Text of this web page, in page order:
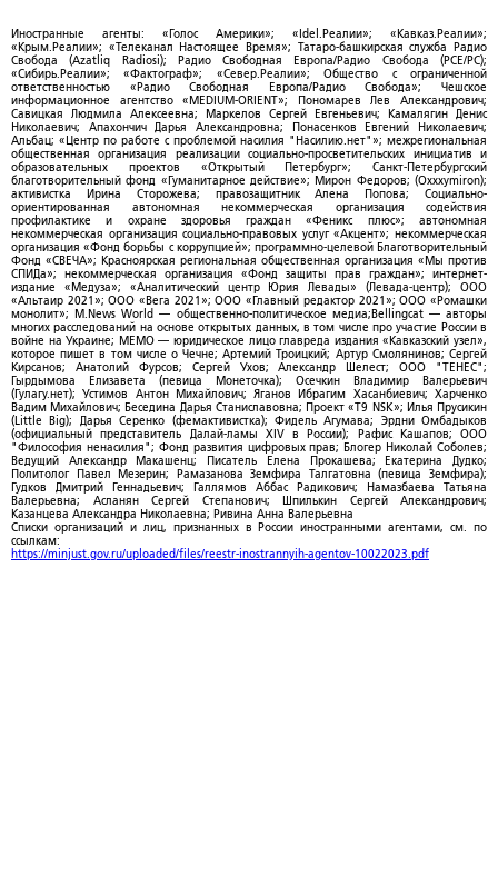
Иностранные агенты: «Голос Америки»; «Idel.Реалии»; «Кавказ.Реалии»;
«Крым.Реалии»; «Телеканал Настоящее Время»; Татаро-башкирская служба Радио
Свобода (Azatliq Radiosi); Радио Свободная Европа/Радио Свобода (PCE/PC);
«Сибирь.Реалии»; «Фактограф»; «Север.Реалии»; Общество с ограниченной
ответственностью «Радио Свободная Европа/Радио Свобода»; Чешское
информационное агентство «MEDIUM-ORIENT»; Пономарев Лев Александрович;
Савицкая Людмила Алексеевна; Маркелов Сергей Евгеньевич; Камалягин Денис
Николаевич; Апахончич Дарья Александровна; Понасенков Евгений Николаевич;
Альбац; «Центр по работе с проблемой насилия "Насилию.нет"»; межрегиональная
общественная организация реализации социально-просветительских инициатив и
образовательных проектов «Открытый Петербург»; Санкт-Петербургский
благотворительный фонд «Гуманитарное действие»; Мирон Федоров; (Oxxxymiron);
активистка Ирина Сторожева; правозащитник Алена Попова; Социально-
ориентированная автономная некоммерческая организация содействия
профилактике и охране здоровья граждан «Феникс плюс»; автономная
некоммерческая организация социально-правовых услуг «Акцент»; некоммерческая
организация «Фонд борьбы с коррупцией»; программно-целевой Благотворительный
Фонд «СВЕЧА»; Красноярская региональная общественная организация «Мы против
СПИДа»; некоммерческая организация «Фонд защиты прав граждан»; интернет-
издание «Медуза»; «Аналитический центр Юрия Левады» (Левада-центр); ООО
«Альтаир 2021»; ООО «Вега 2021»; ООО «Главный редактор 2021»; ООО «Ромашки
монолит»; M.News World — общественно-политическое медиа;Bellingcat — авторы
многих расследований на основе открытых данных, в том числе про участие России в
войне на Украине; МЕМО — юридическое лицо главреда издания «Кавказский узел»,
которое пишет в том числе о Чечне; Артемий Троицкий; Артур Смолянинов; Сергей
Кирсанов; Анатолий Фурсов; Сергей Ухов; Александр Шелест; ООО "ТЕНЕС";
Гырдымова Елизавета (певица Монеточка); Осечкин Владимир Валерьевич
(Гулагу.нет); Устимов Антон Михайлович; Яганов Ибрагим Хасанбиевич; Харченко
Вадим Михайлович; Беседина Дарья Станиславовна; Проект «T9 NSK»; Илья Прусикин
(Little Big); Дарья Серенко (фемактивистка); Фидель Агумава; Эрдни Омбадыков
(официальный представитель Далай-ламы XIV в России); Рафис Кашапов; ООО
"Философия ненасилия"; Фонд развития цифровых прав; Блогер Николай Соболев;
Ведущий Александр Макашенц; Писатель Елена Прокашева; Екатерина Дудко;
Политолог Павел Мезерин; Рамазанова Земфира Талгатовна (певица Земфира);
Гудков Дмитрий Геннадьевич; Галлямов Аббас Радикович; Намазбаева Татьяна
Валерьевна; Асланян Сергей Степанович; Шпилькин Сергей Александрович;
Казанцева Александра Николаевна; Ривина Анна Валерьевна
Списки организаций и лиц, признанных в России иностранными агентами, см. по
ссылкам:
https://minjust.gov.ru/uploaded/files/reestr-inostrannyih-agentov-10022023.pdf